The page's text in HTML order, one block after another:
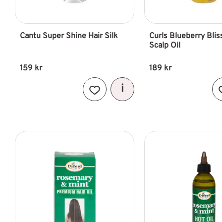
Cantu Super Shine Hair Silk
159 kr
Lägg till i favoriter
Curls Blueberry
Scalp Oil
189 kr